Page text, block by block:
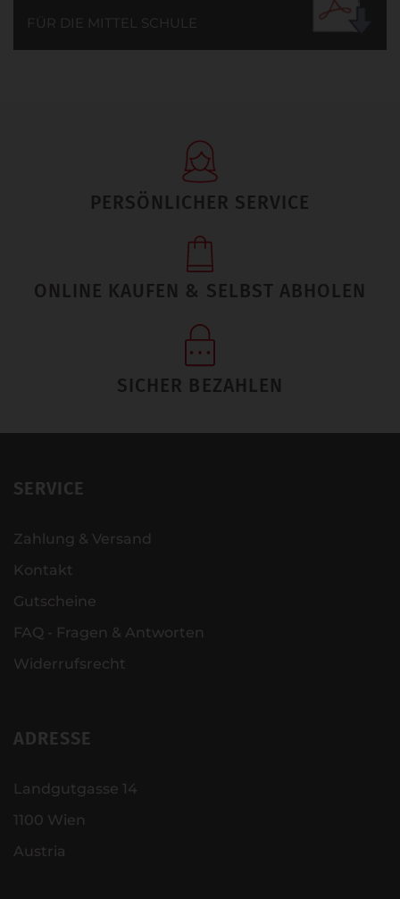
FÜR DIE MITTEL SCHULE
PERSÖNLICHER SERVICE
ONLINE KAUFEN & SELBST ABHOLEN
SICHER BEZAHLEN
SERVICE
Zahlung & Versand
Kontakt
Gutscheine
FAQ - Fragen & Antworten
Widerrufsrecht
ADRESSE
Landgutgasse 14
1100 Wien
Austria